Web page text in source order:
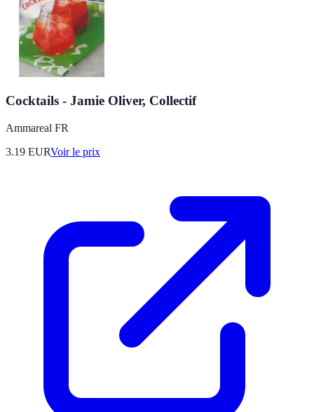
Cocktails - Jamie Oliver, Collectif
Ammareal FR
3.19 EURVoir le prix